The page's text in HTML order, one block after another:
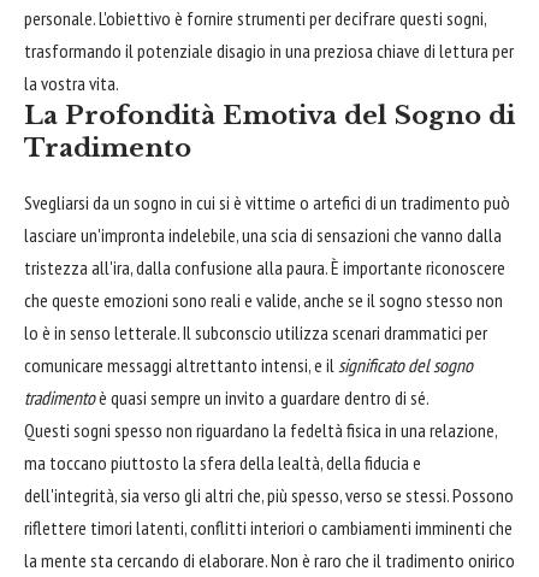
personale. L'obiettivo è fornire strumenti per decifrare questi sogni,
trasformando il potenziale disagio in una preziosa chiave di lettura per
la vostra vita.
La Profondità Emotiva del Sogno di
Tradimento
Svegliarsi da un sogno in cui si è vittime o artefici di un tradimento può
lasciare un'impronta indelebile, una scia di sensazioni che vanno dalla
tristezza all'ira, dalla confusione alla paura. È importante riconoscere
che queste emozioni sono reali e valide, anche se il sogno stesso non
lo è in senso letterale. Il subconscio utilizza scenari drammatici per
comunicare messaggi altrettanto intensi, e il significato del sogno
tradimentoè quasi sempre un invito a guardare dentro di sé.
Questi sogni spesso non riguardano la fedeltà fisica in una relazione,
ma toccano piuttosto la sfera della lealtà, della fiducia e
dell'integrità, sia verso gli altri che, più spesso, verso se stessi. Possono
riflettere timori latenti, conflitti interiori o cambiamenti imminenti che
la mente sta cercando di elaborare. Non è raro che il tradimento onirico